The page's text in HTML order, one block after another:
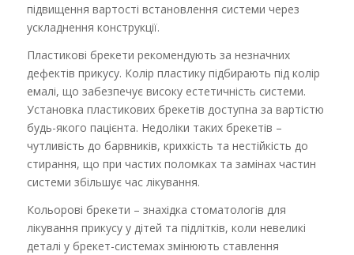
підвищення вартості встановлення системи через
ускладнення конструкції.
Пластикові брекети рекомендують за незначних
дефектів прикусу. Колір пластику підбирають під колір
емалі, що забезпечує високу естетичність системи.
Установка пластикових брекетів доступна за вартістю
будь-якого пацієнта. Недоліки таких брекетів –
чутливість до барвників, крихкість та нестійкість до
стирання, що при частих поломках та замінах частин
системи збільшує час лікування.
Кольорові брекети – знахідка стоматологів для
лікування прикусу у дітей та підлітків, коли невеликі
деталі у брекет-системах змінюють ставлення